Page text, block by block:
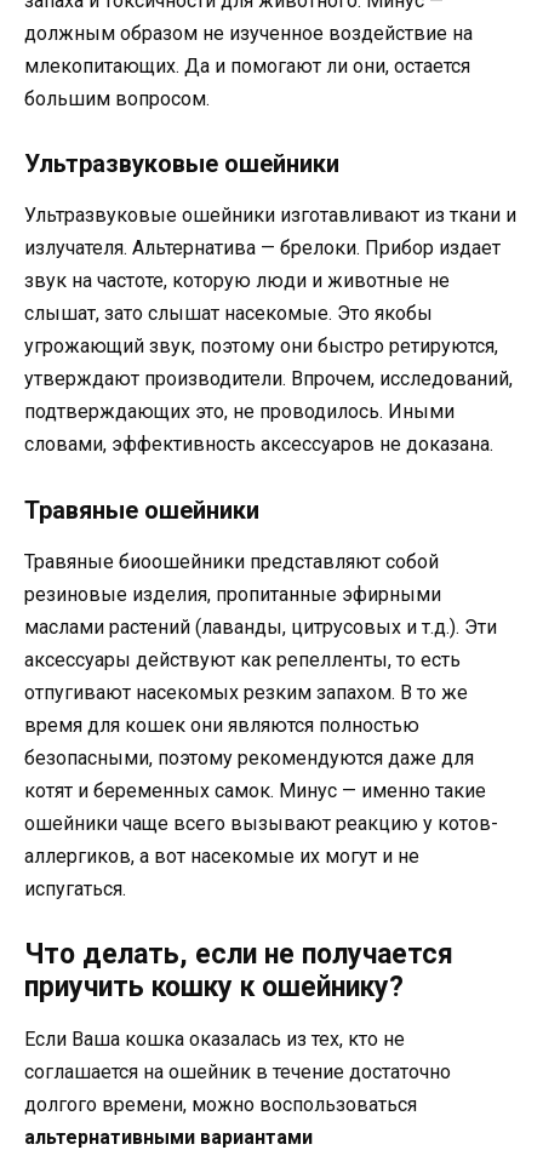
должным образом не изученное воздействие на
млекопитающих. Да и помогают ли они, остается
большим вопросом.
Ультразвуковые ошейники
Ультразвуковые ошейники изготавливают из ткани и
излучателя. Альтернатива — брелоки. Прибор издает
звук на частоте, которую люди и животные не
слышат, зато слышат насекомые. Это якобы
угрожающий звук, поэтому они быстро ретируются,
утверждают производители. Впрочем, исследований,
подтверждающих это, не проводилось. Иными
словами, эффективность аксессуаров не доказана.
Травяные ошейники
Травяные биоошейники представляют собой
резиновые изделия, пропитанные эфирными
маслами растений (лаванды, цитрусовых и т.д.). Эти
аксессуары действуют как репелленты, то есть
отпугивают насекомых резким запахом. В то же
время для кошек они являются полностью
безопасными, поэтому рекомендуются даже для
котят и беременных самок. Минус — именно такие
ошейники чаще всего вызывают реакцию у котов-
аллергиков, а вот насекомые их могут и не
испугаться.
Что делать, если не получается
приучить кошку к ошейнику?
Если Ваша кошка оказалась из тех, кто не
соглашается на ошейник в течение достаточно
долгого времени, можно воспользоваться
альтернативными вариантами